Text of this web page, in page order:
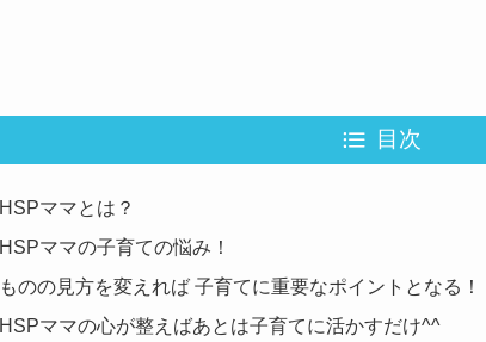
目次
HSPママとは？
HSPママの子育ての悩み！
ものの見方を変えれば 子育てに重要なポイントとなる！
HSPママの心が整えばあとは子育てに活かすだけ^^